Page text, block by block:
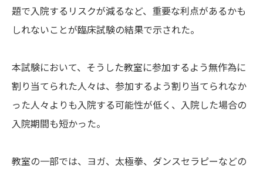
題で入院するリスクが減るなど、重要な利点があるかも
しれないことが臨床試験の結果で示された。
本試験において、そうした教室に参加するよう無作為に
割り当てられた人々は、参加するよう割り当てられなか
った人々よりも入院する可能性が低く、入院した場合の
入院期間も短かった。
教室の一部では、ヨガ、太極拳、ダンスセラピーなどの